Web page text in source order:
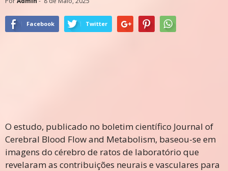
Facebook Twitter
O estudo, publicado no boletim científico Journal of
Cerebral Blood Flow and Metabolism, baseou-se em
imagens do cérebro de ratos de laboratório que
revelaram as contribuições neurais e vasculares para